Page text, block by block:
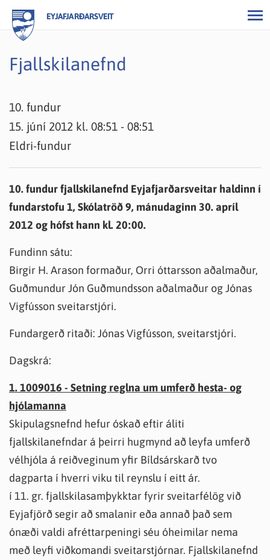
EYJAFJARÐARSVEIT
Fjallskilanefnd
10. fundur
15. júní 2012 kl. 08:51 - 08:51
Eldri-fundur
10. fundur fjallskilanefnd Eyjafjarðarsveitar haldinn í
fundarstofu 1, Skólatröð 9, mánudaginn 30. apríl
2012 og hófst hann kl. 20:00.
Fundinn sátu:
Birgir H. Arason formaður, Orri óttarsson aðalmaður,
Guðmundur Jón Guðmundsson aðalmaður og Jónas
Vigfússon sveitarstjóri.
Fundargerð ritaði: Jónas Vigfússon, sveitarstjóri.
Dagskrá:
1. 1009016 - Setning reglna um umferð hesta- og
hjólamanna
Skipulagsnefnd hefur óskað eftir áliti
fjallskilanefndar á þeirri hugmynd að leyfa umferð
vélhjóla á reiðveginum yfir Bíldsárskarð tvo
dagparta í hverri viku til reynslu í eitt ár.
í 11. gr. fjallskilasamþykktar fyrir sveitarfélög við
Eyjafjörð segir að smalanir eða annað það sem
ónæði valdi afréttarpeningi séu óheimilar nema
með leyfi viðkomandi sveitarstjórnar. Fjallskilanefnd